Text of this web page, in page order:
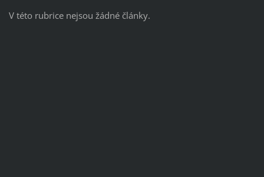
V této rubrice nejsou žádné články.